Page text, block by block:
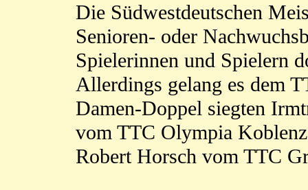
Die Südwestdeutschen
Senioren- oder
Spielerinnen und Spielern
Allerdings gelang es dem
Damen-Doppel siegten
vom TTC Olympia
Robert Horsch vom TTC